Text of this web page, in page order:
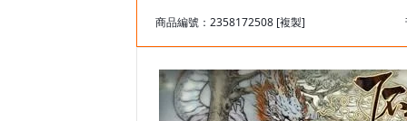
商品編號：2358172508 [複製]